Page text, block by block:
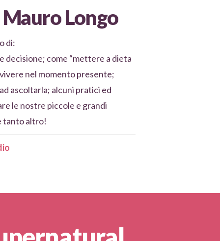
Longo
di:
decisione; come “mettere a dieta
nel momento presente;
ascoltarla; alcuni pratici ed
le nostre piccole e grandi
tanto altro!